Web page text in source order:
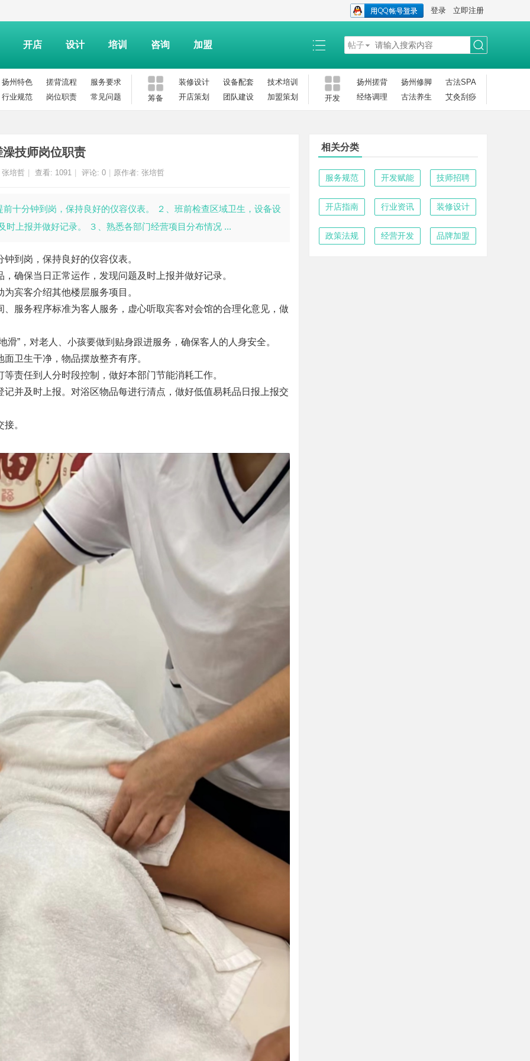
登录 立即注册
开店 设计 培训 咨询 加盟 帖子
扬州特色 搓背流程
服务要求
行业规范
岗位职责 常见问题 筹备
装修设计 设备配套
技术培训
开店策划
团队建设 加盟策划 开发
扬州搓背 扬州修脚
古法SPA
经络调理
古法养生 艾灸刮痧
澡技师岗位职责
张培哲 查看: 1091 评论: 0 原作者: 张培哲
十分钟到岗，保持良好的仪容仪表。 ２、班前检查区域卫生，设备设
上报并做好记录。 ３、熟悉各部门经营项目分布情况 ...
到岗，保持良好的仪容仪表。
确保当日正常运作，发现问题及时上报并做好记录。
宾客介绍其他楼层服务项目。
服务程序标准为客人服务，虚心听取宾客对会馆的合理化意见，做
”，对老人、小孩要做到贴身跟进服务，确保客人的人身安全。
卫生干净，物品摆放整齐有序。
责任到人分时段控制，做好本部门节能消耗工作。
并及时上报。对浴区物品每进行清点，做好低值易耗品日报上报交
。
相关分类
服务规范 开发赋能 技师招聘
开店指南 行业资讯 装修设计
政策法规 经营开发 品牌加盟